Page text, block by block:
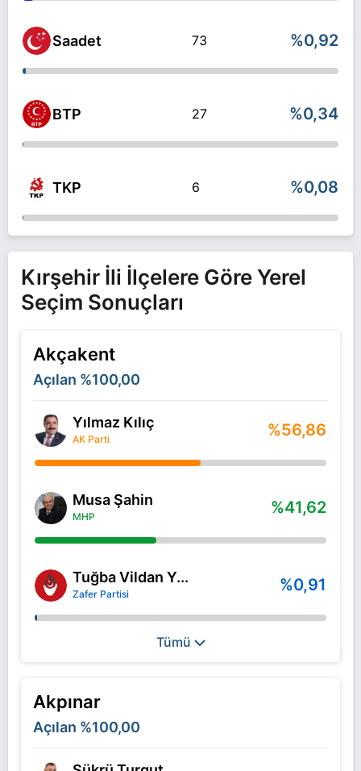
Saadet 73 %0,92
BTP 27 %0,34
TKP 6 %0,08
Kırşehir İli İlçelere Göre Yerel
Seçim Sonuçları
Akçakent
Açılan %100,00
Yılmaz Kılıç
AK Parti %56,86
Musa Şahin
MHP %41,62
Tuğba Vildan Y...
Zafer Partisi %0,91
Tümü
Akpınar
Açılan %100,00